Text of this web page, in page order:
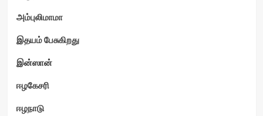
அம்புலிமாமா
இதயம் பேசுகிறது
இன்ஸான்
ஈழகேசரி
ஈழநாடு